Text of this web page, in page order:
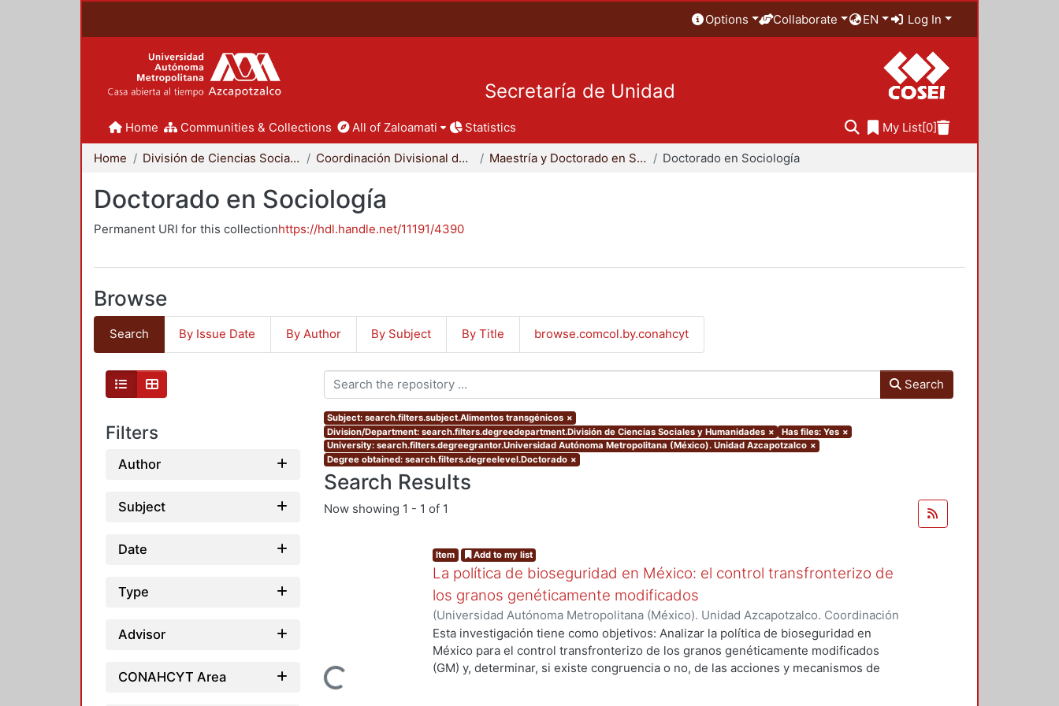
Options Collaborate EN Log In
Secretaría de Unidad
Home Communities & Collections All of Zaloamati Statistics My List[0]
Home División de Ciencias Sociales y Humanidades Coordinación Divisional de Posgrado Maestría y Doctorado en Sociología Doctorado en Sociología
Doctorado en Sociología
Permanent URI for this collectionhttps://hdl.handle.net/11191/4390
Browse
Search By Issue Date By Author By Subject By Title browse.comcol.by.conahcyt
Filters
Author
Subject
Date
Type
Advisor
CONAHCYT Area
Search
Subject: search.filters.subject.Alimentos transgénicos ×
Division/Department: search.filters.degreedepartment.División de Ciencias Sociales y Humanidades × Has files: Yes ×
University: search.filters.degreegrantor.Universidad Autónoma Metropolitana (México). Unidad Azcapotzalco ×
Degree obtained: search.filters.degreelevel.Doctorado ×
Search Results
Now showing 1 - 1 of 1
Loading...
Item Add to my list
La política de bioseguridad en México: el control transfronterizo de
los granos genéticamente modificados
(Universidad Autónoma Metropolitana (México). Unidad Azcapotzalco. Coordinación
de Servicios de Información.,2013-10-30)AVILA DOMINGUEZ, JORGE
Esta investigación tiene como objetivos: Analizar la política de bioseguridad en
México para el control transfronterizo de los granos genéticamente modificados
(GM) y, determinar, si existe congruencia o no, de las acciones y mecanismos de